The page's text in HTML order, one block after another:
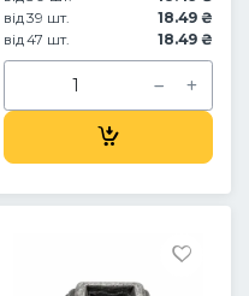
від 39 шт.
18.49 ₴
від 47 шт.
18.49 ₴